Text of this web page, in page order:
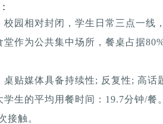
园相对封闭，学生日常三点一线
作为公共集中场所，餐桌占据
贴媒体具备持续性; 反复性; 高话
学生的平均用餐时间：19.7分钟/餐
接触。